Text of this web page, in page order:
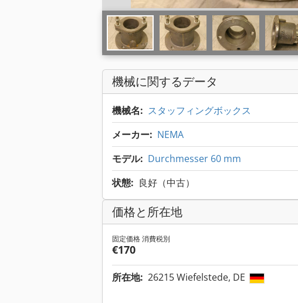
機械に関するデータ
機械名: スタッフィングボックス
メーカー: NEMA
モデル: Durchmesser 60 mm
状態: 良好（中古）
価格と所在地
固定価格 消費税別
€170
所在地: 26215 Wiefelstede, DE